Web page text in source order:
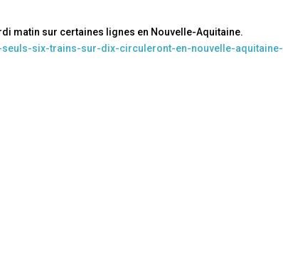
matin sur certaines lignes en Nouvelle-Aquitaine.
six-trains-sur-dix-circuleront-en-nouvelle-aquitaine-